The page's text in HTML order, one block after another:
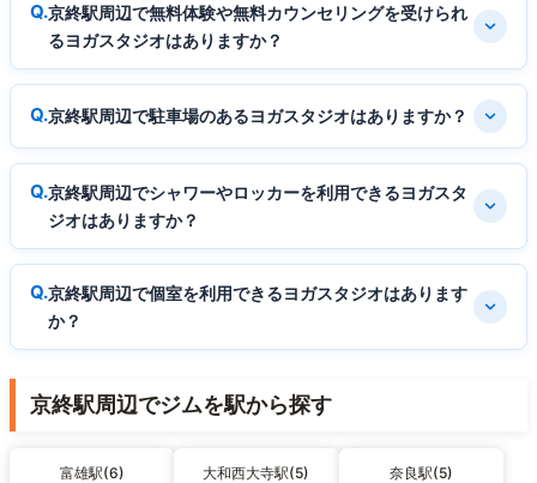
京終駅周辺で無料体験や無料カウンセリングを受けられ
るヨガスタジオはありますか？
京終駅周辺で駐車場のあるヨガスタジオはありますか？
京終駅周辺でシャワーやロッカーを利用できるヨガスタ
ジオはありますか？
京終駅周辺で個室を利用できるヨガスタジオはあります
か？
京終駅周辺でジムを駅から探す
富雄駅(6) 大和西大寺駅(5) 奈良駅(5)